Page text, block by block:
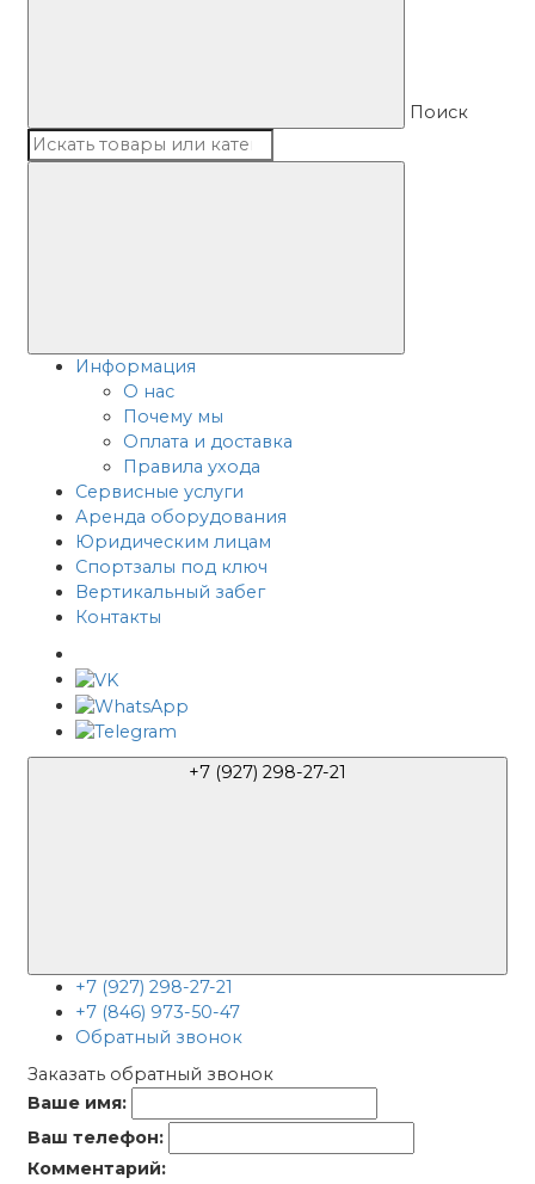
Поиск
Информация
О нас
Почему мы
Оплата и доставка
Правила ухода
Сервисные услуги
Аренда оборудования
Юридическим лицам
Спортзалы под ключ
Вертикальный забег
Контакты
+7 (927) 298-27-21
+7 (846) 973-50-47
Обратный звонок
Заказать обратный звонок
Ваше имя:
Ваш телефон:
Комментарий: